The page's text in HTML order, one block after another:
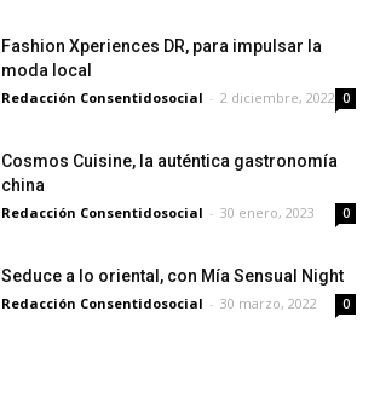
Fashion Xperiences DR, para impulsar la
moda local
Redacción Consentidosocial - 2 diciembre, 2022 0
Cosmos Cuisine, la auténtica gastronomía
china
Redacción Consentidosocial - 30 enero, 2023 0
Seduce a lo oriental, con Mía Sensual Night
Redacción Consentidosocial - 30 marzo, 2022 0